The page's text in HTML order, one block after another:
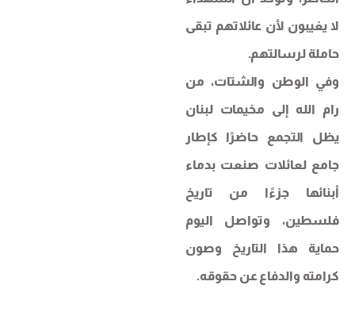
لا يغيبون لأن عائلاتهم تبقى
حاملة لرسالتهم.
وفي الوطن والشتات، من
رام الله إلى مخيمات لبنان
يظل التجمع حاضرًا كإطار
جامع لعائلات صنعت بدماء
أبنائها جزءًا من تاريخ
فلسطين، وتواصل اليوم
حماية هذا التاريخ وصون
كرامته والدفاع عن حقوقه.